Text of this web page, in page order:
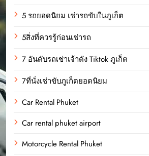
5 รถยอดนิยม เช่ารถขับในภูเก็ต
5สิ่งที่ควรรู้ก่อนเช่ารถ
7 อันดับรถเช่าเจ้าดัง Tiktok ภูเก็ต
7ที่นั่งเช่าขับภูเก็ตยอดนิยม
Car Rental Phuket
Car rental phuket airport
Motorcycle Rental Phuket